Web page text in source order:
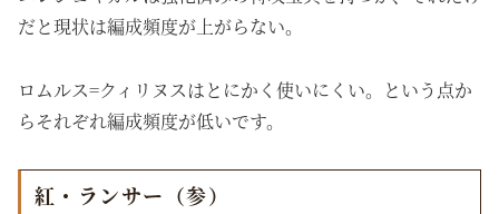
だと現状は編成頻度が上がらない。
ロムルス=クィリヌスはとにかく使いにくい。という点か
らそれぞれ編成頻度が低いです。
紅・ランサー（参）